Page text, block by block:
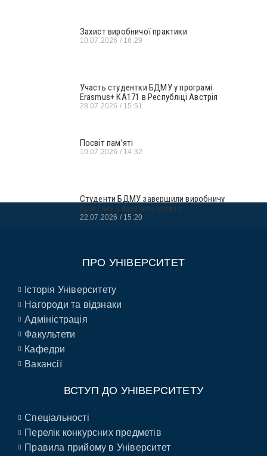
Захист виробничої практики
10.07.2026 16:29
Участь студентки БДМУ у програмі
Erasmus+ KA171 в Республіці Австрія
28.07.2026 15:51
Посвіт пам’яті
10.07.2026 14:32
Студенти БДМУ завершили виробничу
практику з фізичної терапії
22.07.2026 15:20
ПРО УНІВЕРСИТЕТ
Історія Університету
Нагороди та відзнаки
Адміністрація
Факультети
Кафедри
Вакансії
ВСТУП ДО УНІВЕРСИТЕТУ
Спеціальності
Перелік конкурсних предметів
Правила прийому в Університет